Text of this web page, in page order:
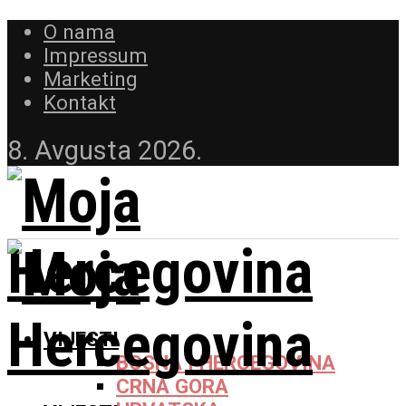
O nama
Impressum
Marketing
Kontakt
8. Avgusta 2026.
VIJESTI
BOSNA I HERCEGOVINA
CRNA GORA